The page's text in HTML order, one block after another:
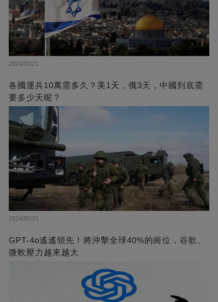
2024/05/21
各國運兵10萬需多久？美1天，俄3天，中國到底需
要多少天呢？
2024/05/21
GPT-4o遙遙領先！將沖擊全球40%的崗位，谷歌、
微軟壓力越來越大